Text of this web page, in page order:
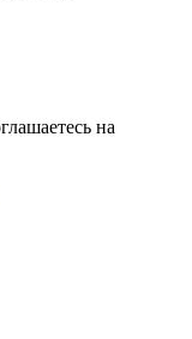
на